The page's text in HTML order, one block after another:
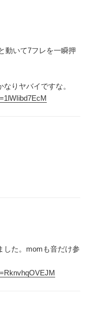
動いて7フレを一瞬押
りヤバイですな。
した。momも音だけ参